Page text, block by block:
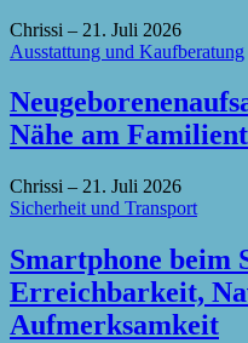
Chrissi – 21. Juli 2026
Ausstattung und Kaufberatung
Nähe am
Chrissi – 21. Juli 2026
Sicherheit und Transport
Smartphone beim
Erreichbarkeit,
Aufmerksamkeit